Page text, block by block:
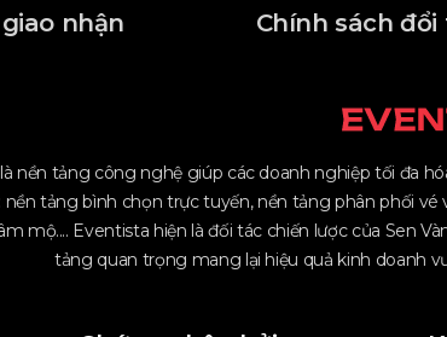
nhận
Chính sách
nền tảng công nghệ giúp các doanh nghiệp tối đa
nền tảng bình chọn trực tuyến, nền tảng phân phối
mộ.... Eventista hiện là đối tác chiến lược của Sen
tảng quan trọng mang lại hiệu quả kinh doanh